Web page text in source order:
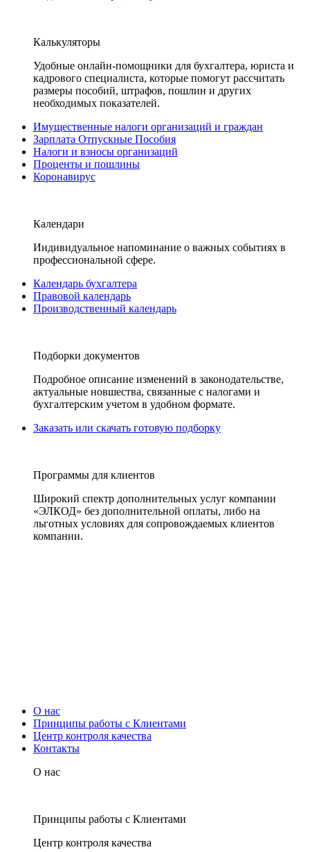
Калькуляторы
Удобные онлайн-помощники для бухгалтера, юриста и
кадрового специалиста, которые помогут рассчитать
размеры пособий, штрафов, пошлин и других
необходимых показателей.
Имущественные налоги организаций и граждан
Зарплата Отпускные Пособия
Налоги и взносы организаций
Проценты и пошлины
Коронавирус
Календари
Индивидуальное напоминание о важных событиях в
профессиональной сфере.
Календарь бухгалтера
Правовой календарь
Производственный календарь
Подборки документов
Подробное описание изменений в законодательстве,
актуальные новшества, связанные с налогами и
бухгалтерским учетом в удобном формате.
Заказать или скачать готовую подборку
Программы для клиентов
Широкий спектр дополнительных услуг компании
«ЭЛКОД» без дополнительной оплаты, либо на
льготных условиях для сопровождаемых клиентов
компании.
О нас
Принципы работы с Клиентами
Центр контроля качества
Контакты
О нас
Принципы работы с Клиентами
Центр контроля качества